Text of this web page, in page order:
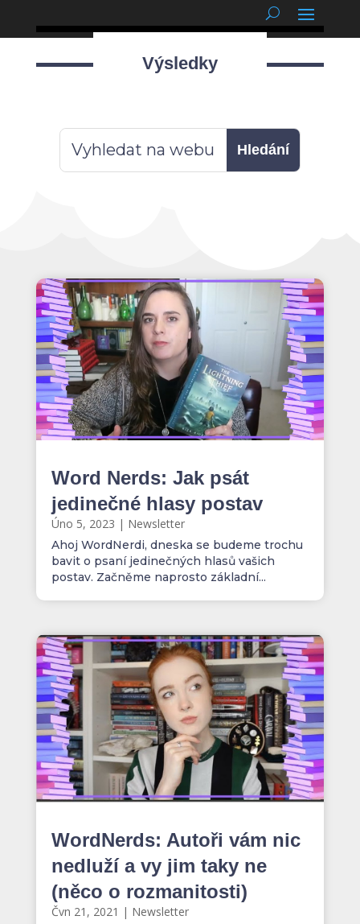
Výsledky
Word Nerds: Jak psát
jedinečné hlasy postav
Úno 5, 2023 | Newsletter
Ahoj WordNerdi, dneska se budeme trochu
bavit o psaní jedinečných hlasů vašich
postav. Začněme naprosto základní...
WordNerds: Autoři vám nic
nedluží a vy jim taky ne
(něco o rozmanitosti)
Čvn 21, 2021 | Newsletter